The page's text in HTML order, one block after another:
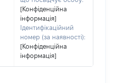
[Конфіденційна
інформація]
Ідентифікаційний
номер (за наявності):
[Конфіденційна
інформація]